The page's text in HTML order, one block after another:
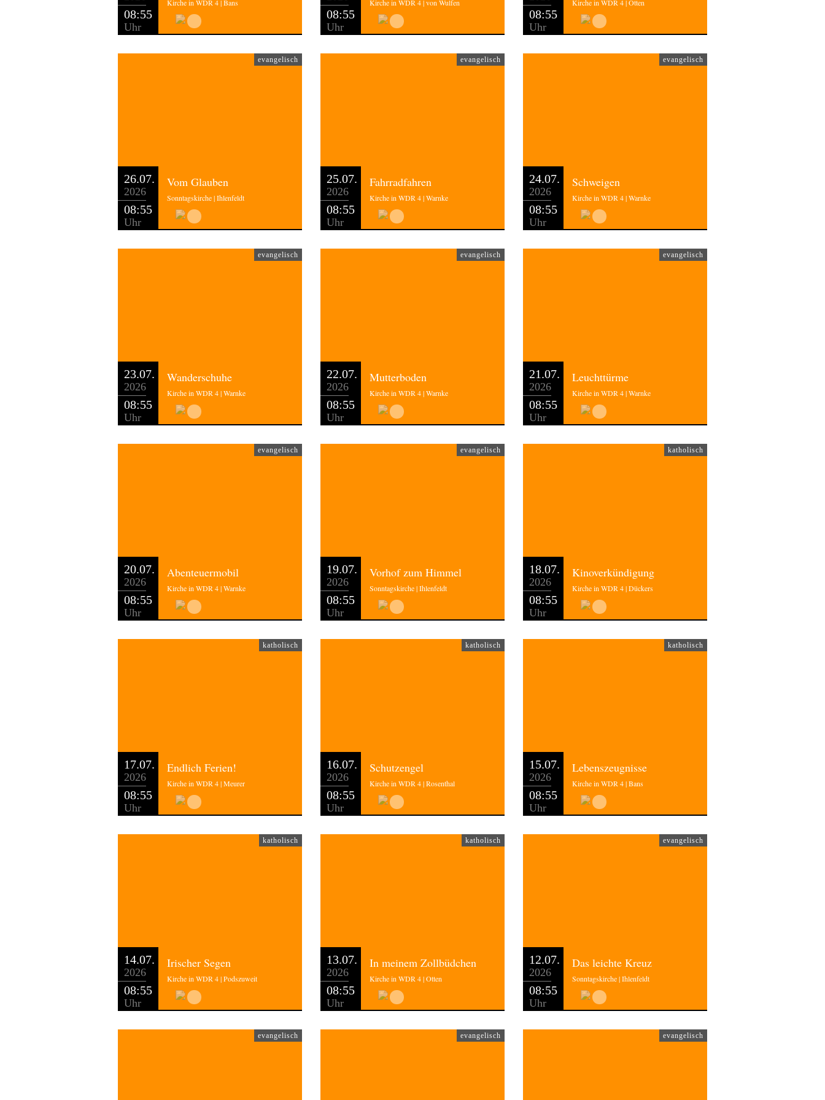
08:55
Uhr
Kirche in WDR 4 | Bans
08:55
Uhr
Kirche in WDR 4 | von Wulfen
08:55
Uhr
Kirche in WDR 4 | Otten
evangelisch
26.07.
2026
08:55
Uhr
Vom Glauben
Sonntagskirche | Ihlenfeldt
evangelisch
25.07.
2026
08:55
Uhr
Fahrradfahren
Kirche in WDR 4 | Warnke
evangelisch
24.07.
2026
08:55
Uhr
Schweigen
Kirche in WDR 4 | Warnke
evangelisch
23.07.
2026
08:55
Uhr
Wanderschuhe
Kirche in WDR 4 | Warnke
evangelisch
22.07.
2026
08:55
Uhr
Mutterboden
Kirche in WDR 4 | Warnke
evangelisch
21.07.
2026
08:55
Uhr
Leuchttürme
Kirche in WDR 4 | Warnke
evangelisch
20.07.
2026
08:55
Uhr
Abenteuermobil
Kirche in WDR 4 | Warnke
evangelisch
19.07.
2026
08:55
Uhr
Vorhof zum Himmel
Sonntagskirche | Ihlenfeldt
katholisch
18.07.
2026
08:55
Uhr
Kinoverkündigung
Kirche in WDR 4 | Dückers
katholisch
17.07.
2026
08:55
Uhr
Endlich Ferien!
Kirche in WDR 4 | Meurer
katholisch
16.07.
2026
08:55
Uhr
Schutzengel
Kirche in WDR 4 | Rosenthal
katholisch
15.07.
2026
08:55
Uhr
Lebenszeugnisse
Kirche in WDR 4 | Bans
katholisch
14.07.
2026
08:55
Uhr
Irischer Segen
Kirche in WDR 4 | Podszuweit
katholisch
13.07.
2026
08:55
Uhr
In meinem Zollbüdchen
Kirche in WDR 4 | Otten
evangelisch
12.07.
2026
08:55
Uhr
Das leichte Kreuz
Sonntagskirche | Ihlenfeldt
evangelisch evangelisch evangelisch